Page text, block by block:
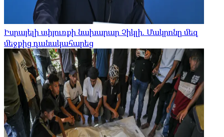
Իսրայելի սփյուռքի նախարար Չիկլի. Մակրոնը մեզ
մեջքից դանակահարեց